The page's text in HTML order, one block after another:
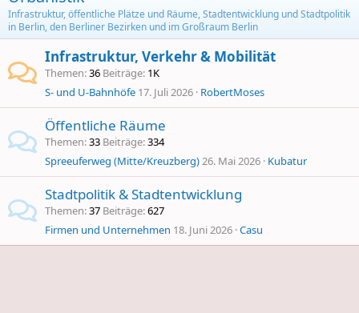
Infrastruktur, öffentliche Plätze und Räume, Stadtentwicklung und Stadtpolitik
in Berlin, den Berliner Bezirken und im Großraum Berlin
Infrastruktur, Verkehr & Mobilität
Themen 36 Beiträge 1K
S- und U-Bahnhöfe 17. Juli 2026 RobertMoses
Öffentliche Räume
Themen 33 Beiträge 334
Spreeuferweg (Mitte/Kreuzberg)26. Mai 2026 Kubatur
Stadtpolitik & Stadtentwicklung
Themen 37 Beiträge 627
Firmen und Unternehmen 18. Juni 2026 Casu